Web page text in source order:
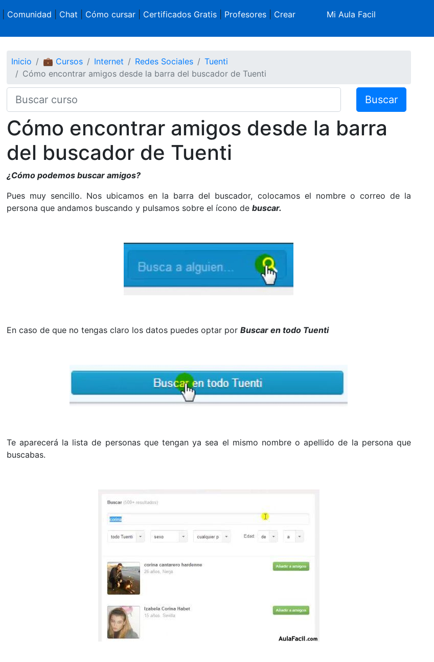
Comunidad Chat Cómo cursar| Certificados Gratis| Profesores| Crear
Mi Aula Facil
Inicio 💼 Cursos Internet Redes Sociales
Tuenti
Cómo encontrar amigos desde la barra del buscador de Tuenti
Buscar
Cómo encontrar amigos desde la barra
del buscador de Tuenti
¿Cómo podemos buscar amigos?
Pues muy sencillo. Nos ubicamos en la barra del buscador, colocamos el nombre o correo de la
persona que andamos buscando y pulsamos sobre el ícono de buscar.
En caso de que no tengas claro los datos puedes optar por Buscar en todo Tuenti
Te aparecerá la lista de personas que tengan ya sea el mismo nombre o apellido de la persona que
buscabas.